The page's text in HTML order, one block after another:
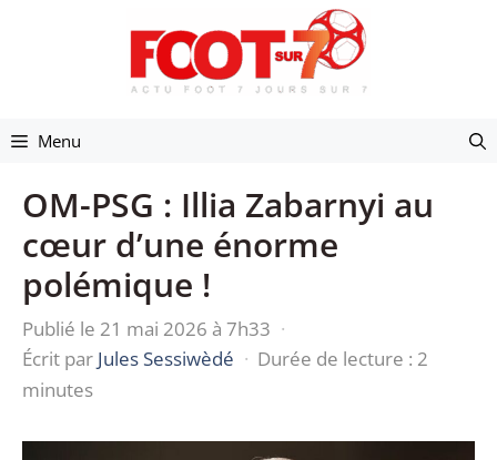
Menu
OM-PSG : Illia Zabarnyi au
cœur d’une énorme
polémique !
Publié le 21 mai 2026 à 7h33 ·
Écrit par Jules Sessiwèdé · Durée de lecture : 2
minutes